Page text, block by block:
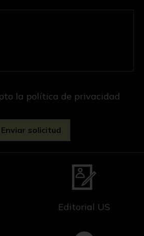
la política de privacidad
Editorial US